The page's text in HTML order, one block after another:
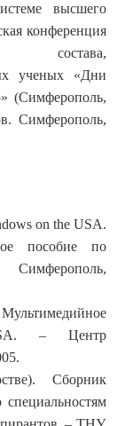
высшего
конференция
состава,
ученых «Дни
(Симферополь,
Симферополь,
on the USA.
пособие по
– Центр
Сборник